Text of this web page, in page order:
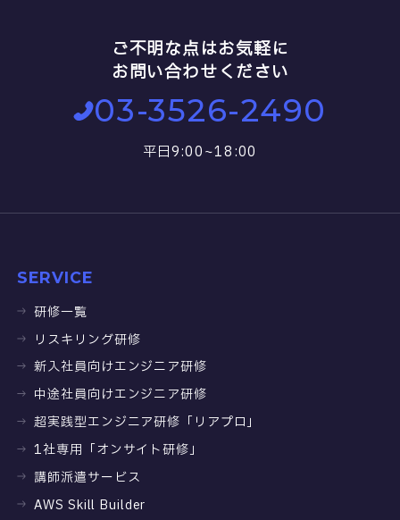
ご不明な点はお気軽に
お問い合わせください
03-3526-2490
平日9:00~18:00
SERVICE
研修一覧
リスキリング研修
新入社員向けエンジニア研修
中途社員向けエンジニア研修
超実践型エンジニア研修「リアプロ」
1社専用「オンサイト研修」
講師派遣サービス
AWS Skill Builder